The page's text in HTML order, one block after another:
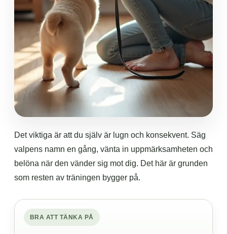
Det viktiga är att du själv är lugn och konsekvent. Säg
valpens namn en gång, vänta in uppmärksamheten och
belöna när den vänder sig mot dig. Det här är grunden
som resten av träningen bygger på.
BRA ATT TÄNKA PÅ